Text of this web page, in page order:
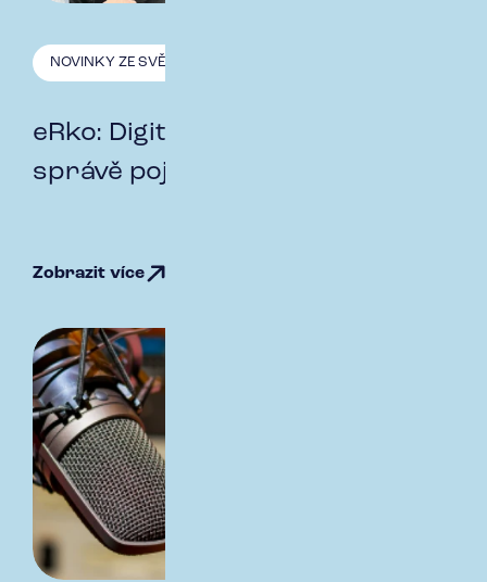
NOVINKY ZE SVĚTA POJIŠTĚNÍ
eRko: Digitální revoluce ve
správě pojištění vozidel
Zobrazit více